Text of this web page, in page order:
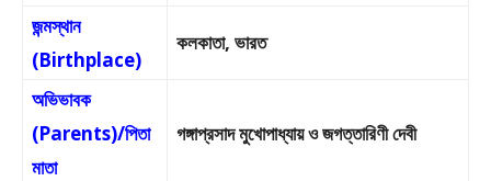
জন্মস্থান
(Birthplace)
কলকাতা, ভারত
অভিভাবক
(Parents)/পিতা
মাতা
গঙ্গাপ্রসাদ মুখোপাধ্যায় ও জগত্তারিণী দেবী